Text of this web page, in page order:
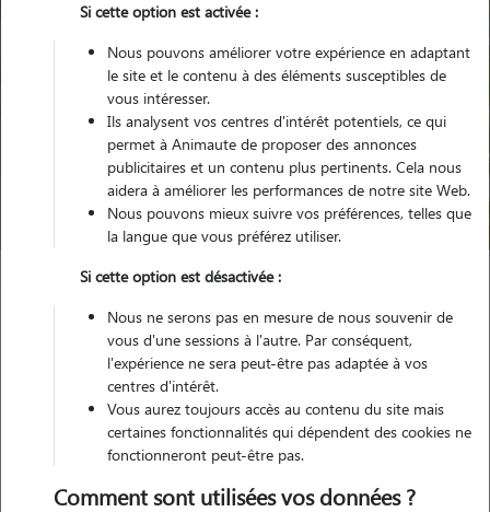
Pour quel animal ?
Trouver mon Pet Sitter
Doubs
Valentigney
Nos promeneurs et familles d'accueil
à Valentigney (25700)
Si cette option est activée :
Nous pouvons améliorer votre expérience en adaptant
le site et le contenu à des éléments susceptibles de
vous intéresser.
Ils analysent vos centres d'intérêt potentiels, ce qui
permet à Animaute de proposer des annonces
publicitaires et un contenu plus pertinents. Cela nous
aidera à améliorer les performances de notre site Web.
Nous pouvons mieux suivre vos préférences, telles que
la langue que vous préférez utiliser.
Si cette option est désactivée :
Nous ne serons pas en mesure de nous souvenir de
vous d'une sessions à l'autre. Par conséquent,
l'expérience ne sera peut-être pas adaptée à vos
centres d'intérêt.
Vous aurez toujours accès au contenu du site mais
certaines fonctionnalités qui dépendent des cookies ne
fonctionneront peut-être pas.
Comment sont utilisées vos données ?